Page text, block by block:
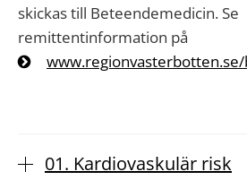
skickas till Beteendemedicin. Se
remittentinformation på
01. Kardiovaskulär risk